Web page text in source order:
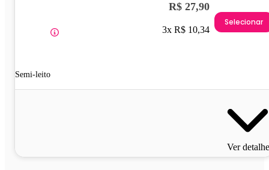
Semi-leito
R$ 27,90
3x R$ 10,34
Selecionar
Ver